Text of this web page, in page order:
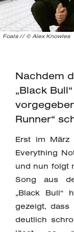
Foals // © Alex Knowles
Nachdem
„Black
Runner“
Erst im März
Everything
und nun folgt
Song aus
„Black Bull“
gezeigt,
deutlich